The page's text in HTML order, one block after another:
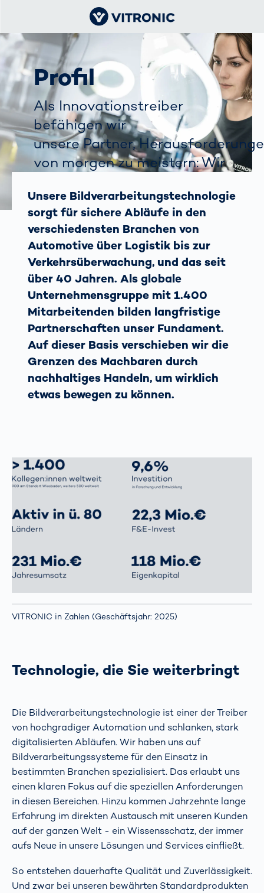
Profil
Als Innovationstreiber
befähigen wir
unsere Partner,
von morgen zu meistern: Wir
stehenbleiben.
Unsere Bildverarbeitungstechnologie
sorgt für sichere Abläufe in den
verschiedensten Branchen von
Automotive über Logistik bis zur
Verkehrsüberwachung, und das seit
über 40 Jahren. Als globale
Unternehmensgruppe mit 1.400
Mitarbeitenden bilden langfristige
Partnerschaften unser Fundament.
Auf dieser Basis verschieben wir die
Grenzen des Machbaren durch
nachhaltiges Handeln, um wirklich
etwas bewegen zu können.
VITRONIC in Zahlen (Geschäftsjahr: 2025)
Technologie, die Sie weiterbringt
Die Bildverarbeitungstechnologie ist einer der Treiber
von hochgradiger Automation und schlanken, stark
digitalisierten Abläufen. Wir haben uns auf
Bildverarbeitungssysteme für den Einsatz in
bestimmten Branchen spezialisiert. Das erlaubt uns
einen klaren Fokus auf die speziellen Anforderungen
in diesen Bereichen. Hinzu kommen Jahrzehnte lange
Erfahrung im direkten Austausch mit unseren Kunden
auf der ganzen Welt - ein Wissensschatz, der immer
aufs Neue in unsere Lösungen und Services einfließt.
So entstehen dauerhafte Qualität und Zuverlässigkeit.
Und zwar bei unseren bewährten Standardprodukten